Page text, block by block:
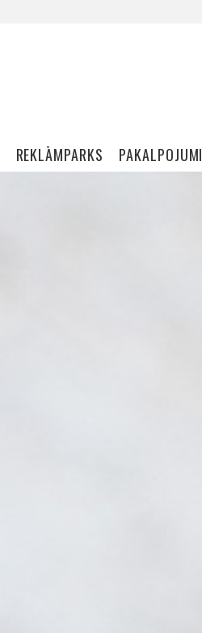
REKLĀMPARKS PAKALPOJUMI